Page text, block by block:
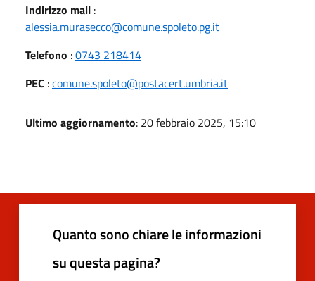
Indirizzo mail :
alessia.murasecco@comune.spoleto.pg.it
Telefono :0743 218414
PEC :comune.spoleto@postacert.umbria.it
Ultimo aggiornamento: 20 febbraio 2025, 15:10
Quanto sono chiare le informazioni
su questa pagina?